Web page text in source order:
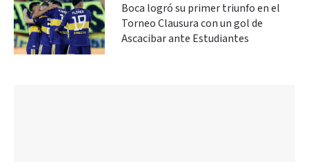
Boca logró su primer triunfo en el
Torneo Clausura con un gol de
Ascacibar ante Estudiantes